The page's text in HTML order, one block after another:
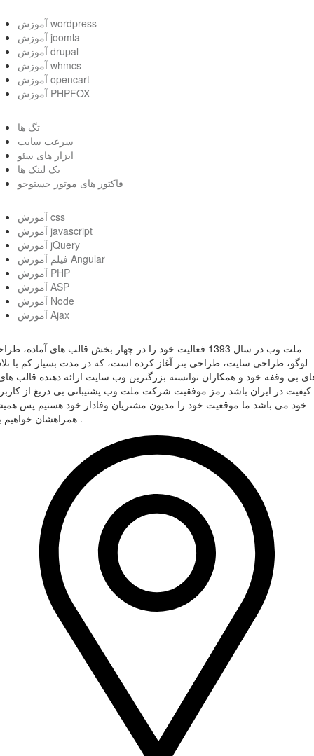
آموزش wordpress
آموزش joomla
آموزش drupal
آموزش whmcs
آموزش opencart
آموزش PHPFOX
تگ ها
سرعت سایت
ابزار های سئو
بک لینک ها
فاکتور های موتور جستوجو
آموزش css
آموزش javascript
آموزش jQuery
فیلم آموزش Angular
آموزش PHP
آموزش ASP
آموزش Node
آموزش Ajax
ملت وب در سال 1393 فعالیت خود را در چهار بخش قالب های آماده،
لوگو، طراحی سایت، طراحی بنر آغاز کرده است، که در مدت بسیار کم با
بی وقفه خود و همکاران توانسته بزرگترین وب سایت ارائه دهنده قالب
کیفیت در ایران باشد رمز موفقیت شرکت ملت وب پشتیبانی بی دریغ از
خود می باشد ما موقعیت خود را مدیون مشتریان وفادار خود هستیم پس
همراهشان خواهیم بود .